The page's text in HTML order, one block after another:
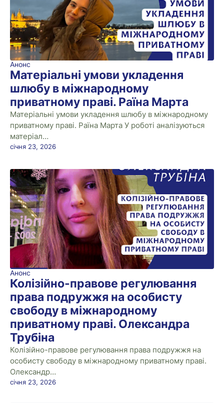
Анонс
Матеріальні умови укладення
шлюбу в міжнародному
приватному праві. Раїна Марта
Матеріальні умови укладення шлюбу в міжнародному
приватному праві. Раїна Марта У роботі аналізуються
матеріал…
січня 23, 2026
Анонс
Колізійно-правове регулювання
права подружжя на особисту
свободу в міжнародному
приватному праві. Олександра
Трубіна
Колізійно-правове регулювання права подружжя на
особисту свободу в міжнародному приватному праві.
Олександр…
січня 23, 2026